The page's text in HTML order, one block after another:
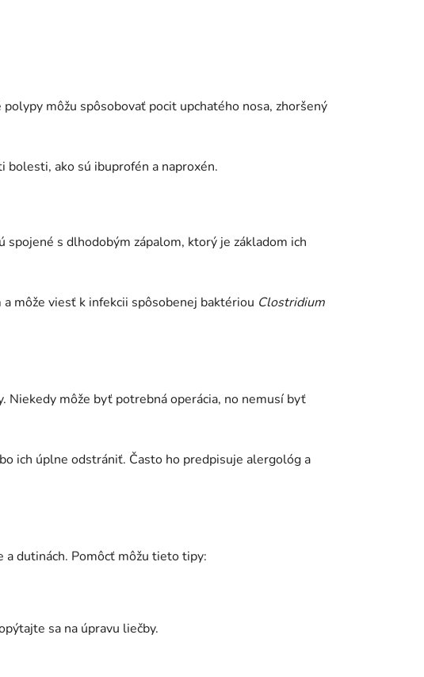
môžu spôsobovať pocit upchatého nosa, zhoršený
ako sú ibuprofén a naproxén.
s dlhodobým zápalom, ktorý je základom ich
môže viesť k infekcii spôsobenej baktériou Clostridium
Niekedy môže byť potrebná operácia, no nemusí byť
ich úplne odstrániť. Často ho predpisuje alergológ a
a dutinách. Pomôcť môžu tieto tipy:
sa na úpravu liečby.